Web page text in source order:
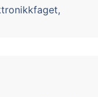
,